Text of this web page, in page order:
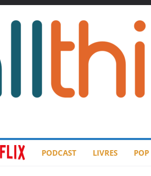
PODCAST LIVRES